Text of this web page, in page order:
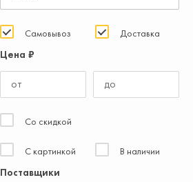
Самовывоз Доставка
Цена ₽
Со скидкой
С картинкой В наличии
Поставщики